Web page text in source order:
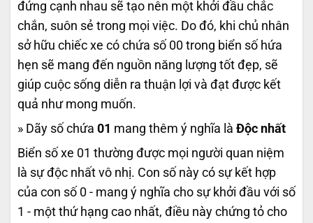
đứng cạnh nhau sẽ tạo nên một khởi đầu chắc
chắn, suôn sẻ trong mọi việc. Do đó, khi chủ nhân
sở hữu chiếc xe có chứa số 00 trong biển số hứa
hẹn sẽ mang đến nguồn năng lượng tốt đẹp, sẽ
giúp cuộc sống diễn ra thuận lợi và đạt được kết
quả như mong muốn.
» Dãy số chứa 01 mang thêm ý nghĩa là Độc nhất
Biển số xe 01 thường được mọi người quan niệm
là sự độc nhất vô nhị. Con số này có sự kết hợp
của con số 0 - mang ý nghĩa cho sự khởi đầu với số
1 - một thứ hạng cao nhất, điều này chứng tỏ cho